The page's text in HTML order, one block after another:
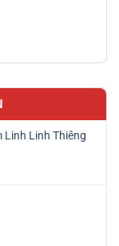
Linh Linh Thiêng